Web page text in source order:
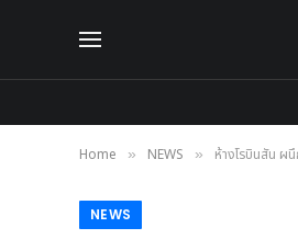
Home » NEWS » ห้างโรบินสัน ผ
NEWS